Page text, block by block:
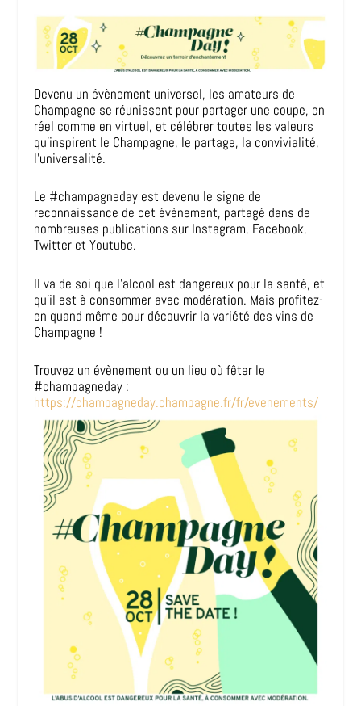
Devenu un évènement universel, les amateurs de
Champagne se réunissent pour partager une coupe, en
réel comme en virtuel, et célébrer toutes les valeurs
qu’inspirent le Champagne, le partage, la convivialité,
l’universalité.
Le #champagneday est devenu le signe de
reconnaissance de cet évènement, partagé dans de
nombreuses publications sur Instagram, Facebook,
Twitter et Youtube.
Il va de soi que l’alcool est dangereux pour la santé, et
qu’il est à consommer avec modération. Mais profitez-
en quand même pour découvrir la variété des vins de
Champagne !
Trouvez un évènement ou un lieu où fêter le
#champagneday :
https://champagneday.champagne.fr/fr/evenements/